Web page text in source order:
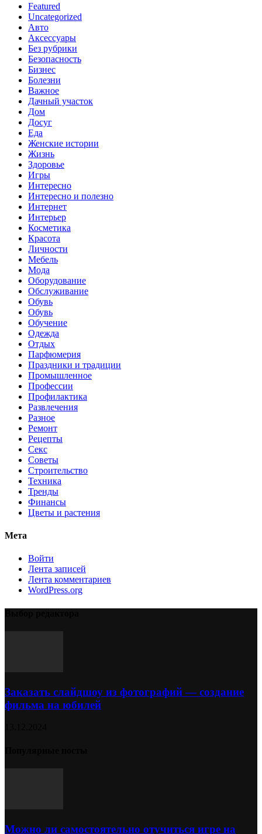
Featured
Uncategorized
Авто
Аксессуары
Без рубрики
Безопасность
Бизнес
Болезни
Важное
Дачный участок
Дом
Досуг
Еда
Женские истории
Жизнь
Здоровье
Игры
Интересно
Интересно и полезно
Интернет
Интерьер
Косметика
Красота
Личности
Мебель
Мода
Оборудование
Обслуживание
Обувь
Обувь
Обучение
Одежда
Отдых
Парфюмерия
Праздники и традиции
Промышленное
Профессии
Профилактика
Развлечения
Разное
Ремонт
Рецепты
Секс
Советы
Строительство
Техника
Тренды
Финансы
Цветы и растения
Мета
Войти
Лента записей
Лента комментариев
WordPress.org
Заказать слайдшоу из фотографий — создание
фильма на юбилей
Можно ли самостоятельно отучиться игре на